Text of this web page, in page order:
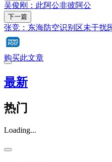
吴俊刚：此阿公非彼阿公
下一篇
张竞：东海防空识别区未干扰
购买此文章
最新
热门
Loading...